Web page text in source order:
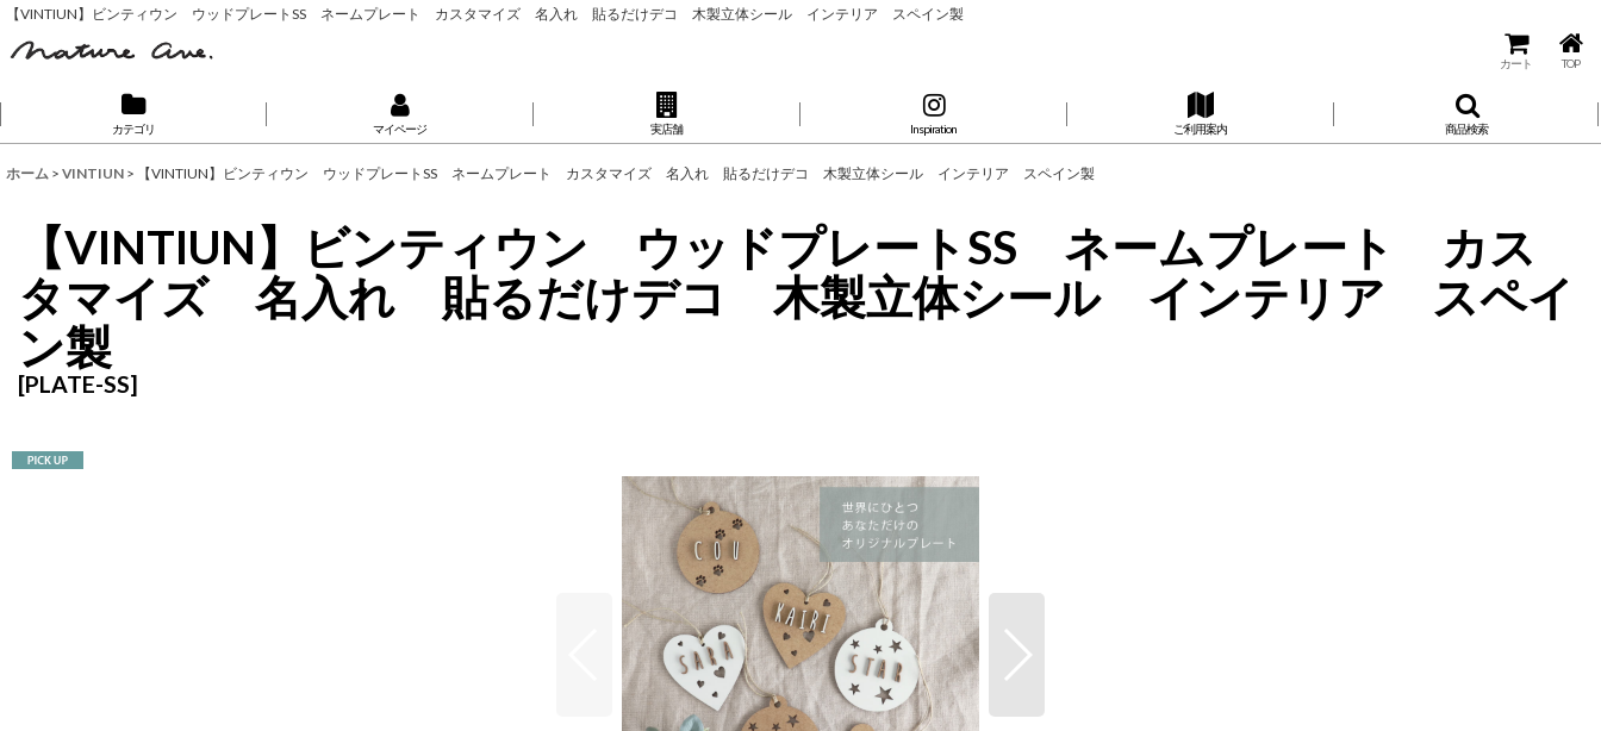
【VINTIUN】ビンティウン ウッドプレートSS ネームプレート カスタマイズ 名入れ 貼るだけデコ 木製立体シール インテリア スペイン製
カート TOP
カテゴリ マイページ 実店舗 Inspiration ご利用案内 商品検索
ホーム > VINTIUN > 【VINTIUN】ビンティウン ウッドプレートSS ネームプレート カスタマイズ 名入れ 貼るだけデコ 木製立体シール インテリア スペイン製
【VINTIUN】ビンティウン ウッドプレートSS ネームプレート カス
タマイズ 名入れ 貼るだけデコ 木製立体シール インテリア スペイ
ン製
[PLATE-SS]